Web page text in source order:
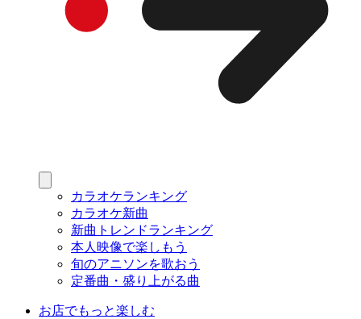
カラオケランキング
カラオケ新曲
新曲トレンドランキング
本人映像で楽しもう
旬のアニソンを歌おう
定番曲・盛り上がる曲
お店でもっと楽しむ